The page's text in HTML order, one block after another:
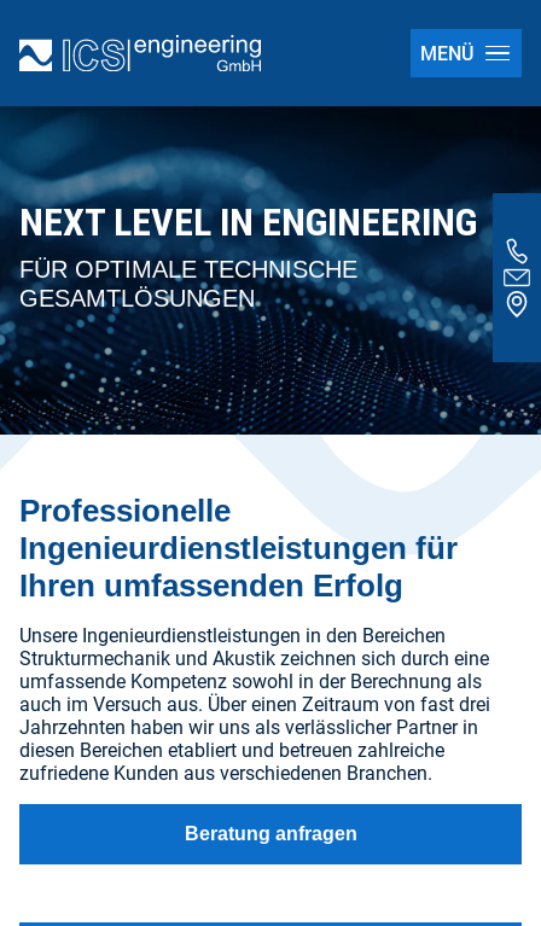
MENÜ
NEXT LEVEL IN ENGINEERING
FÜR OPTIMALE TECHNISCHE
GESAMTLÖSUNGEN
Professionelle
Ingenieurdienstleistungen für
Ihren umfassenden Erfolg
Unsere Ingenieurdienstleistungen in den Bereichen
Strukturmechanik und Akustik zeichnen sich durch eine
umfassende Kompetenz sowohl in der Berechnung als
auch im Versuch aus. Über einen Zeitraum von fast drei
Jahrzehnten haben wir uns als verlässlicher Partner in
diesen Bereichen etabliert und betreuen zahlreiche
zufriedene Kunden aus verschiedenen Branchen.
Beratung anfragen